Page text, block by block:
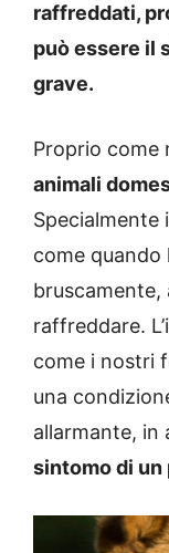
raffreddati,
può essere il
grave.
Proprio come
animali
Specialmente
come quando
bruscamente,
raffreddare.
come i nostri
una
allarmante, in
sintomo di un